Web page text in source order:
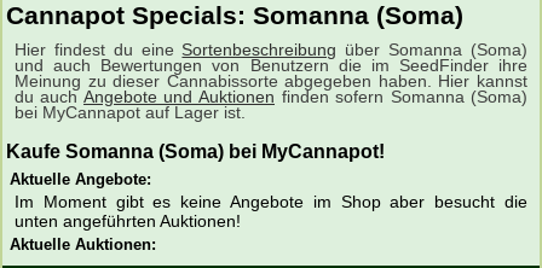
Cannapot Specials: Somanna (Soma)
Hier findest du eineSortenbeschreibung über Somanna (Soma)
und auch Bewertungen von Benutzern die im SeedFinder ihre
Meinung zu dieser Cannabissorte abgegeben haben. Hier kannst
du auch Angebote und Auktionen finden sofern Somanna (Soma)
bei MyCannapot auf Lager ist.
Kaufe Somanna (Soma) bei MyCannapot!
Aktuelle Angebote:
Im Moment gibt es keine Angebote im Shop aber besucht die
unten angeführten Auktionen!
Aktuelle Auktionen: